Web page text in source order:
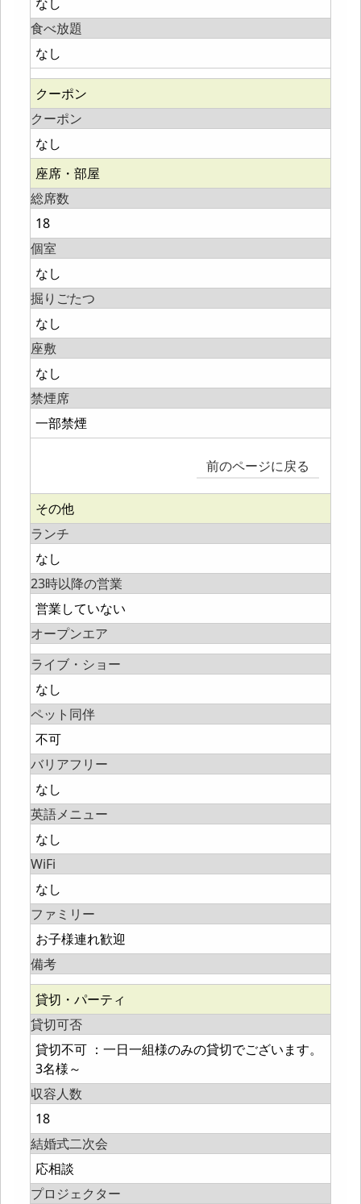
食べ放題
なし
クーポン
クーポン
なし
座席・部屋
総席数
18
個室
なし
掘りごたつ
なし
座敷
なし
禁煙席
一部禁煙
前のページに戻る
その他
ランチ
なし
23時以降の営業
営業していない
オープンエア
ライブ・ショー
なし
ペット同伴
不可
バリアフリー
なし
英語メニュー
なし
WiFi
なし
ファミリー
お子様連れ歓迎
備考
貸切・パーティ
貸切可否
貸切不可 ：一日一組様のみの貸切でございます。
3名様～
収容人数
18
結婚式二次会
応相談
プロジェクター